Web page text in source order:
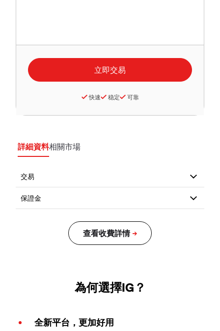
快速 稳定 可靠
詳細資料相關市場
為何選擇IG？
全新平台，更加好用